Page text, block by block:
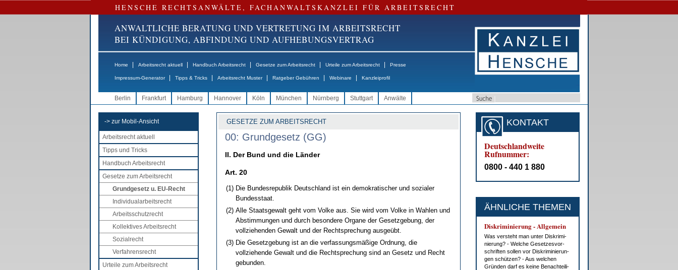
HENSCHE RECHTSANWÄLTE, FACHANWALTSKANZLEI FÜR ARBEITSRECHT
ANWALTLICHE BERATUNG UND VERTRETUNG IM ARBEITSRECHT
BEI KÜNDIGUNG, ABFINDUNG UND AUFHEBUNGSVERTRAG
Home Arbeitsrecht aktuell Handbuch Arbeitsrecht Gesetze zum Arbeitsrecht Urteile zum Arbeitsrecht Presse
Impressum-Generator Tipps & Tricks Arbeitsrecht Muster Ratgeber Gebühren Webinare Kanzleiprofil
Berlin Frankfurt Hamburg Hannover Köln München Nürnberg Stuttgart Anwälte
-> zur Mobil-Ansicht
Arbeitsrecht aktuell
Tipps und Tricks
Handbuch Arbeitsrecht
Gesetze zum Arbeitsrecht
Grundgesetz u. EU-Recht
Individualarbeitsrecht
Arbeitsschutzrecht
Kollektives Arbeitsrecht
Sozialrecht
Verfahrensrecht
Urteile zum Arbeitsrecht
GESETZE ZUM ARBEITSRECHT
00: Grundgesetz (GG)
II. Der Bund und die Länder
Art. 20
(1) Die Bundesrepublik Deutschland ist ein demokratischer und sozialer
Bundesstaat.
(2) Alle Staatsgewalt geht vom Volke aus. Sie wird vom Volke in Wahlen und
Abstimmungen und durch besondere Organe der Gesetzgebung, der
vollziehenden Gewalt und der Rechtsprechung ausgeübt.
(3) Die Gesetzgebung ist an die verfassungsmäßige Ordnung, die
vollziehende Gewalt und die Rechtsprechung sind an Gesetz und Recht
gebunden.
KONTAKT
Deutschlandweite
Rufnummer:
0800 - 440 1 880
ÄHNLICHE THEMEN
Dis­kri­mi­nie­rung - All­ge­mein
Was ver­steht man un­ter Dis­kri­mi­
nie­rung? - Wel­che Ge­set­zes­vor­
schrif­ten sol­len vor Dis­kri­mi­nie­run­
gen schüt­zen? - Aus wel­chen
Grün­den darf es kei­ne Be­nach­tei­li­